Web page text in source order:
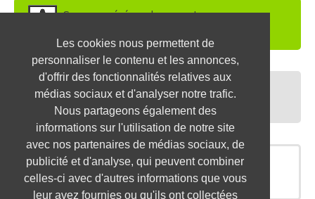
Les cookies nous permettent de
personnaliser le contenu et les annonces,
d'offrir des fonctionnalités relatives aux
médias sociaux et d'analyser notre trafic.
Nous partageons également des
informations sur l'utilisation de notre site
avec nos partenaires de médias sociaux, de
publicité et d'analyse, qui peuvent combiner
celles-ci avec d'autres informations que vous
leur avez fournies ou qu'ils ont collectées
Soyez repéré par les recruteurs,
DEPOSEZ VOTRE CV
Préparez vos entretiens,
TESTEZ-VOUS
OFFRES SIMILAIRES